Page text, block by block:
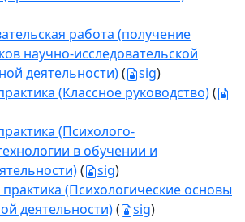
работа (получение
научно-исследовательской
деятельности)( sig)
(Классное руководство)(
(Психолого-
в обучении и
( sig)
(Психологические основы
деятельности)( sig)